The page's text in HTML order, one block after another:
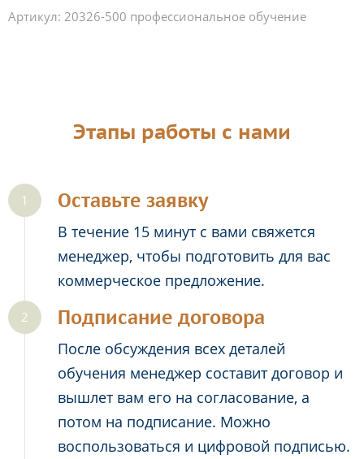
Артикул: 20326-500 профессиональное обучение
Этапы работы с нами
Оставьте заявку
В течение 15 минут с вами свяжется
менеджер, чтобы подготовить для вас
коммерческое предложение.
Подписание договора
После обсуждения всех деталей
обучения менеджер составит договор и
вышлет вам его на согласование, а
потом на подписание. Можно
воспользоваться и цифровой подписью.